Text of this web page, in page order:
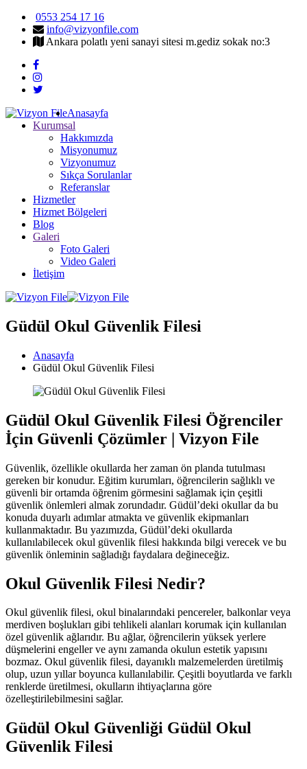
0553 254 17 16
info@vizyonfile.com
Ankara polatlı yeni sanayi sitesi m.gediz sokak no:3
Anasayfa
Kurumsal
Hakkımızda
Misyonumuz
Vizyonumuz
Sıkça Sorulanlar
Referanslar
Hizmetler
Hizmet Bölgeleri
Blog
Galeri
Foto Galeri
Video Galeri
İletişim
Güdül Okul Güvenlik Filesi
Anasayfa
Güdül Okul Güvenlik Filesi
Güdül Okul Güvenlik Filesi Öğrenciler
İçin Güvenli Çözümler | Vizyon File
Güvenlik, özellikle okullarda her zaman ön planda tutulması
gereken bir konudur. Eğitim kurumları, öğrencilerin sağlıklı ve
güvenli bir ortamda öğrenim görmesini sağlamak için çeşitli
güvenlik önlemleri almak zorundadır. Güdül’deki okullar da bu
konuda duyarlı adımlar atmakta ve güvenlik ekipmanları
kullanmaktadır. Bu yazımızda, Güdül’deki okullarda
kullanılabilecek okul güvenlik filesi hakkında bilgi verecek ve bu
güvenlik önleminin sağladığı faydalara değineceğiz.
Okul Güvenlik Filesi Nedir?
Okul güvenlik filesi, okul binalarındaki pencereler, balkonlar veya
merdiven boşlukları gibi tehlikeli alanları korumak için kullanılan
özel güvenlik ağlarıdır. Bu ağlar, öğrencilerin yüksek yerlere
düşmelerini engeller ve aynı zamanda okulun estetik yapısını
bozmaz. Okul güvenlik filesi, dayanıklı malzemelerden üretilmiş
olup, uzun yıllar boyunca kullanılabilir. Çeşitli boyutlarda ve farklı
renklerde üretilmesi, okulların ihtiyaçlarına göre
özelleştirilebilmesini sağlar.
Güdül Okul Güvenliği Güdül Okul
Güvenlik Filesi